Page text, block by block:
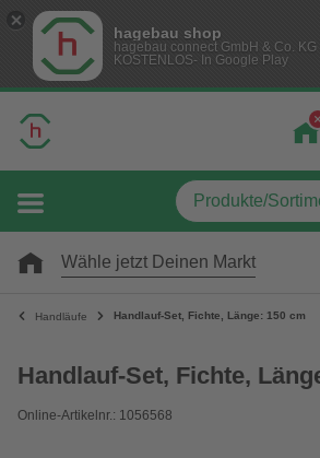
hagebau shop
hagebau connect GmbH & Co. KG
KOSTENLOS- In Google Play
Wähle jetzt Deinen Markt
Handläufe Handlauf-Set, Fichte, Länge: 150 cm
Handlauf-Set, Fichte,
Online-Artikelnr.: 1056568